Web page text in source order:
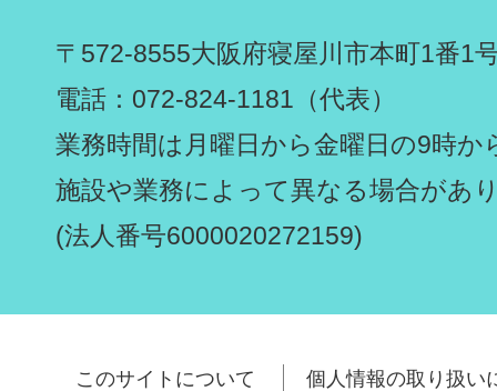
〒572-8555大阪府寝屋川市本町1番1
電話：072-824-1181（代表）
業務時間は月曜日から金曜日の9時か
施設や業務によって異なる場合があ
(法人番号6000020272159)
このサイトについて
個人情報の取り扱い